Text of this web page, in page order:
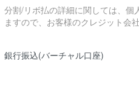
分割/リボ払の詳細に関しては、個
ますので、お客様のクレジット会
銀行振込(バーチャル口座)